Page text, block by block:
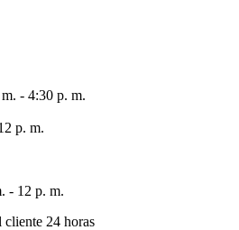
- 4:30 p. m.
p. m.
- 12 p. m.
24 horas